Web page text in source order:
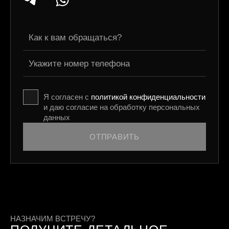
до 7к
ВЫБЕРИТЕ ДОПОЛНИТЕЛЬНЫЕ ОПЦИИ:
качественных
ОТПРАВИТЬ
Я согласен с политикой конфиденциальности
и даю согласие на обработку персональных
данных
НАЗНАЧИМ ВСТРЕЧУ?